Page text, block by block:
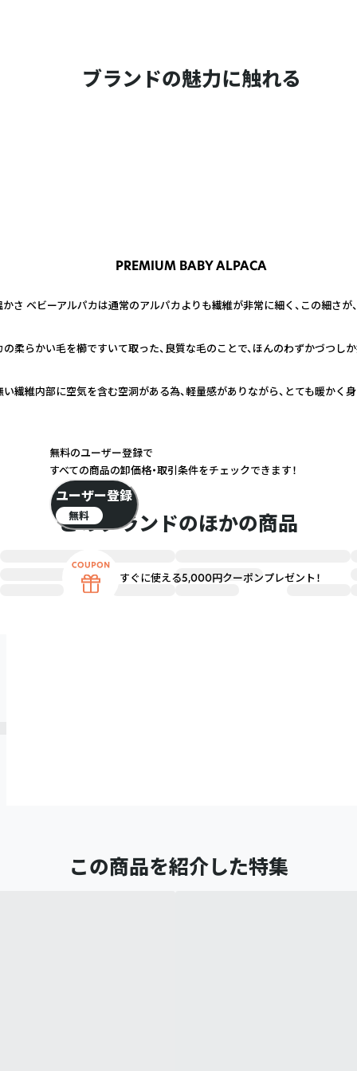
ブランドの魅力に触れる
PREMIUM BABY ALPACA
さ ベビーアルパカは通常のアルパカよりも繊維が非常に細く、この細さが
の柔らかい毛を櫛ですいて取った、良質な毛のことで、ほんのわずかづつし
繊維内部に空気を含む空洞がある為、軽量感がありながら、とても暖かく
このブランドのほかの商品
この商品を紹介した特集
無料のユーザー登録で
すべての商品の卸価格・取引条件をチェックできます！
ユーザー登録
無料
すぐに使える5,000円クーポンプレゼント！